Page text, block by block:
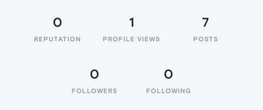
0
REPUTATION
1
PROFILE VIEWS
7
POSTS
0
FOLLOWERS
0
FOLLOWING